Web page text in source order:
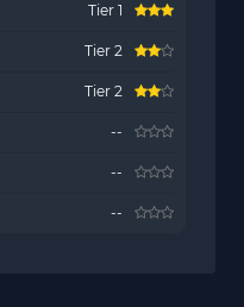
Tier 1
Tier 2
Tier 2
--
--
--